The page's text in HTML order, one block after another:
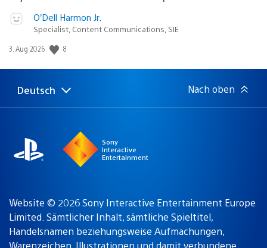
O’Dell Harmon Jr.
Specialist, Content Communications, SIE
Veröffentlichungsdatum:
3. Aug 2026 8
Select
a
Aktuelle
Region:
Deutsch Nach oben
Sony
Interactive
Entertainment
Website © 2026 Sony Interactive Entertainment Europe
Limited. Sämtlicher Inhalt, sämtliche Spieltitel,
Handelsnamen beziehungsweise Aufmachungen,